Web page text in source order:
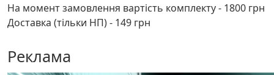
На момент замовлення вартість комплекту - 1800 грн
Доставка (тільки НП) - 149 грн
Реклама